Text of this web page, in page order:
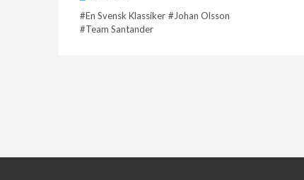
En Svensk Klassiker
Johan Olsson
Team Santander